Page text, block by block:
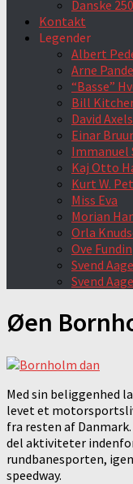
Danske
Kontakt
Legender
Albert
Arne
“Basse”
Bill
David
Einar
Immanuel
Kaj Otto
Kurt W.
Miss Eva
Morian
Orla
Ove Fundin
Svend
Svend
Øen
Med sin beliggenhed
levet et
fra resten af
del aktiviteter
rundbanesporten,
speedway.